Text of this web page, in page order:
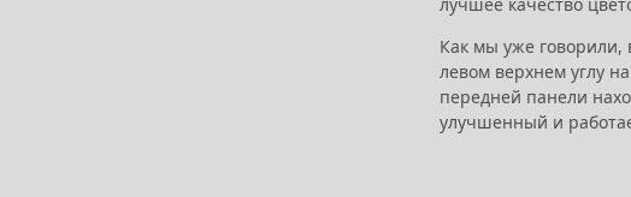
Как мы уже говорили,
левом верхнем углу
передней панели
улучшенный и